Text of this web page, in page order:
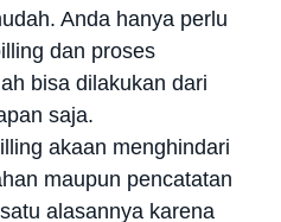
Anda hanya perlu
dan proses
bisa dilakukan dari
saja.
akaan menghindari
maupun pencatatan
alasannya karena